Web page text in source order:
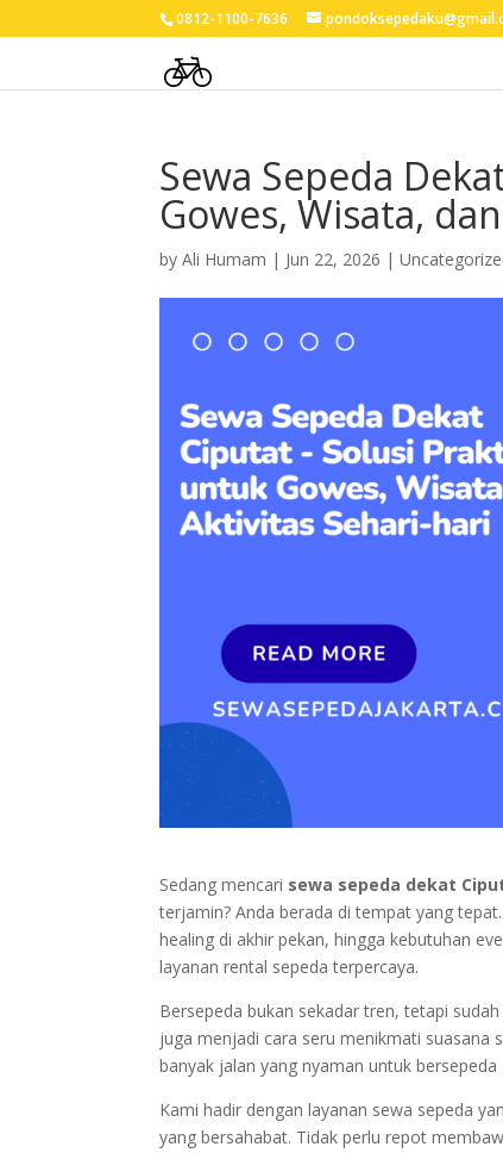
0812-1100-7636
Sewa Sepeda
Gowes, Wisata,
byAli Humam | Jun 22, 2026 |
Sedang mencari sewa sepeda dekat
terjamin? Anda berada di tempat yang
healing di akhir pekan, hingga kebutuhan
layanan rental sepeda terpercaya.
Bersepeda bukan sekadar tren, tetapi
juga menjadi cara seru menikmati suasana
banyak jalan yang nyaman untuk
Kami hadir dengan layanan sewa sepeda
yang bersahabat. Tidak perlu repot